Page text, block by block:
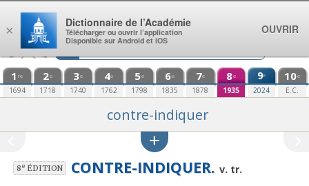
Aller au contenu
1 re
1694
2e
1718
3e
1740
4e
1762
5e
1798
6e
1835
7e
1878
8e
1935
9e
2024
10e
E.C.
contre-indiquer
8eÉDITION CONTRE-INDIQUER. v. tr.
×
Dictionnaire de l’Académie
Télécharger ou ouvrir l’application
Disponible sur Android et iOS
OUVRIR